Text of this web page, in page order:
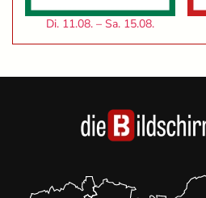
Di. 11.08. – Sa. 15.08.